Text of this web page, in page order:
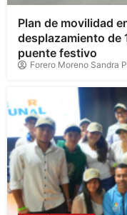
Plan de movilidad
desplazamiento de
puente festivo
Forero Moreno Sandra